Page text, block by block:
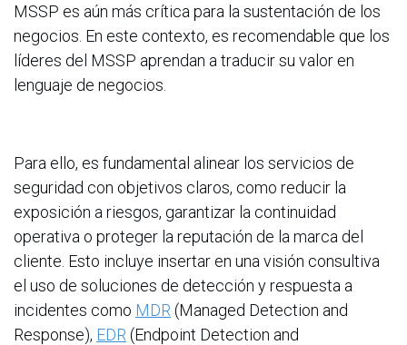
MSSP es aún más crítica para la sustentación de los
negocios. En este contexto, es recomendable que los
líderes del MSSP aprendan a traducir su valor en
lenguaje de negocios.
Para ello, es fundamental alinear los servicios de
seguridad con objetivos claros, como reducir la
exposición a riesgos, garantizar la continuidad
operativa o proteger la reputación de la marca del
cliente. Esto incluye insertar en una visión consultiva
el uso de soluciones de detección y respuesta a
incidentes como MDR (Managed Detection and
Response), EDR (Endpoint Detection and